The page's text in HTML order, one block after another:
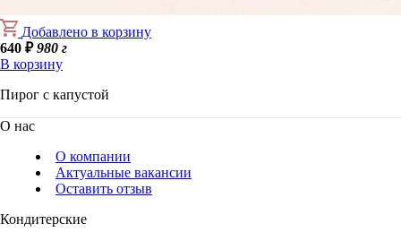
Добавлено в корзину
640 ₽ 980 г
В корзину
Пирог с капустой
О нас
О компании
Актуальные вакансии
Оставить отзыв
Кондитерские